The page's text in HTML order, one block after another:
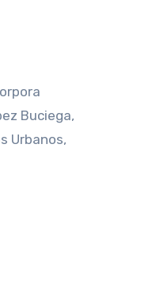
Buciega,
Urbanos,